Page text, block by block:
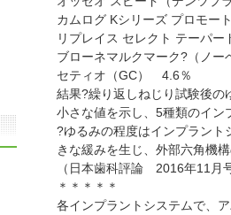
カムログ Kシリーズ プロモー
リプレイス セレクト テーパ
ブローネマルクマーク?（ノ
セティオ（GC） 4.6％
結果?繰り返しねじり試験後の
小さな値を示し、5種類のイン
?ゆるみの程度はインプラン
きな緩みを生じ、外部六角機
（日本歯科評論 2016年11月
＊＊＊＊＊
各インプラントシステムで、